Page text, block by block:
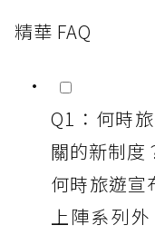
精華 FAQ
Q1：何時
關的新制度
何時旅遊
上陣系列